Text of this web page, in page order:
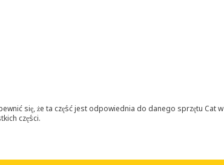
się, że ta część jest odpowiednia do danego sprzętu Cat w
części.